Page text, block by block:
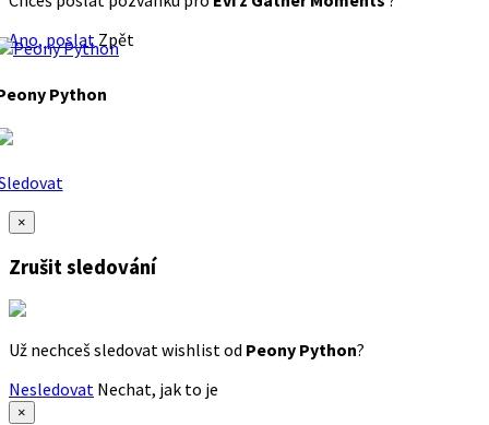
Ano, poslat Zpět
Python
×
Zrušit sledování
Už nechceš sledovat wishlist od Peony Python?
Nesledovat Nechat, jak to je
×